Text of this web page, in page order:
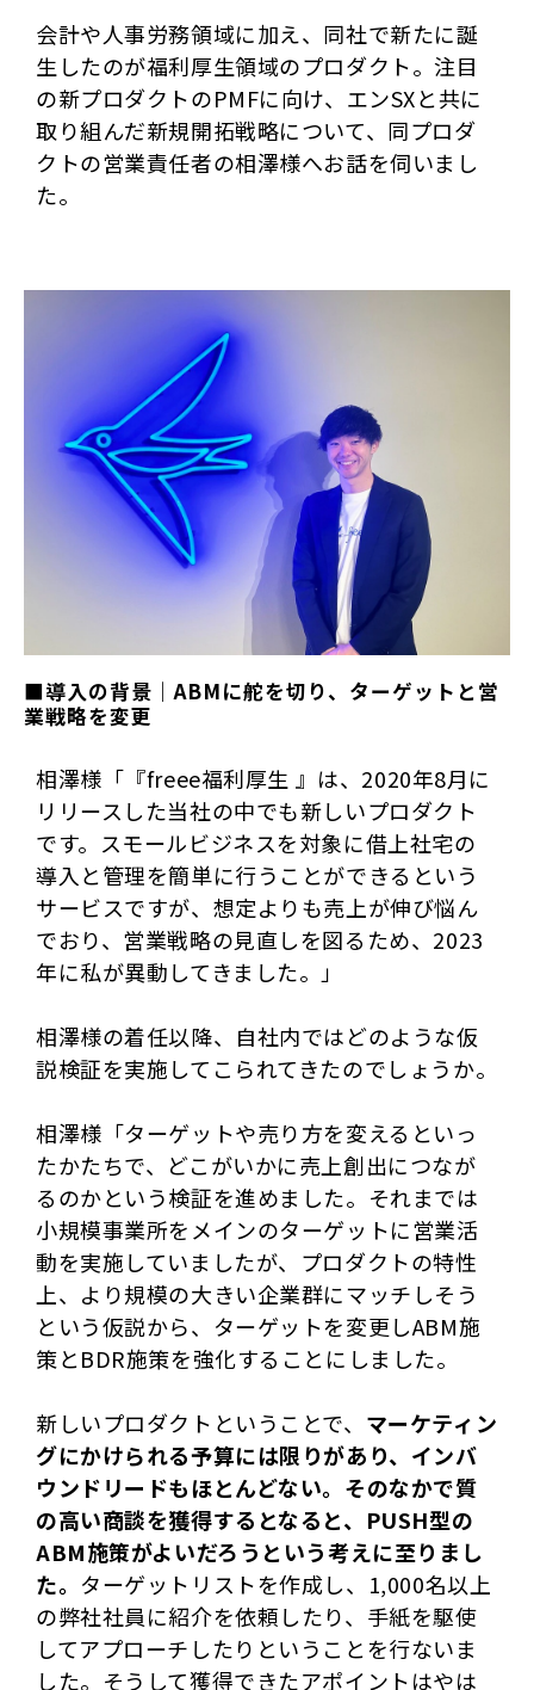
会計や人事労務領域に加え、同社で新たに誕
生したのが福利厚生領域のプロダクト。注目
の新プロダクトのPMFに向け、エンSXと共に
取り組んだ新規開拓戦略について、同プロダ
クトの営業責任者の相澤様へお話を伺いまし
た。
■導入の背景｜ABMに舵を切り、ターゲットと営
業戦略を変更
相澤様「『freee福利厚生 』は、2020年8月に
リリースした当社の中でも新しいプロダクト
です。スモールビジネスを対象に借上社宅の
導入と管理を簡単に行うことができるという
サービスですが、想定よりも売上が伸び悩ん
でおり、営業戦略の見直しを図るため、2023
年に私が異動してきました。」
相澤様の着任以降、自社内ではどのような仮
説検証を実施してこられてきたのでしょうか。
相澤様「ターゲットや売り方を変えるといっ
たかたちで、どこがいかに売上創出につなが
るのかという検証を進めました。それまでは
小規模事業所をメインのターゲットに営業活
動を実施していましたが、プロダクトの特性
上、より規模の大きい企業群にマッチしそう
という仮説から、ターゲットを変更しABM施
策とBDR施策を強化することにしました。
新しいプロダクトということで、 マーケティン
グにかけられる予算には限りがあり、インバ
ウンドリードもほとんどない。そのなかで質
の高い商談を獲得するとなると、PUSH型の
ABM施策がよいだろうという考えに至りまし
た。 ターゲットリストを作成し、1,000名以上
の弊社社員に紹介を依頼したり、手紙を駆使
してアプローチしたりということを行ないま
した。そうして獲得できたアポイントはやは